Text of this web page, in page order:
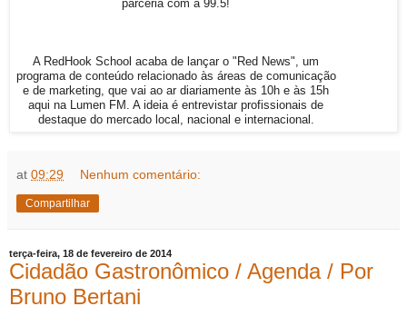
parceria com a 99.5!
A RedHook School acaba de lançar o "Red News", um
programa de conteúdo relacionado às áreas de comunicação
e de marketing, que vai ao ar diariamente às 10h e às 15h
aqui na Lumen FM. A ideia é entrevistar profissionais de
destaque do mercado local, nacional e internacional.
at 09:29 Nenhum comentário:
Compartilhar
terça-feira, 18 de fevereiro de 2014
Cidadão Gastronômico / Agenda / Por
Bruno Bertani